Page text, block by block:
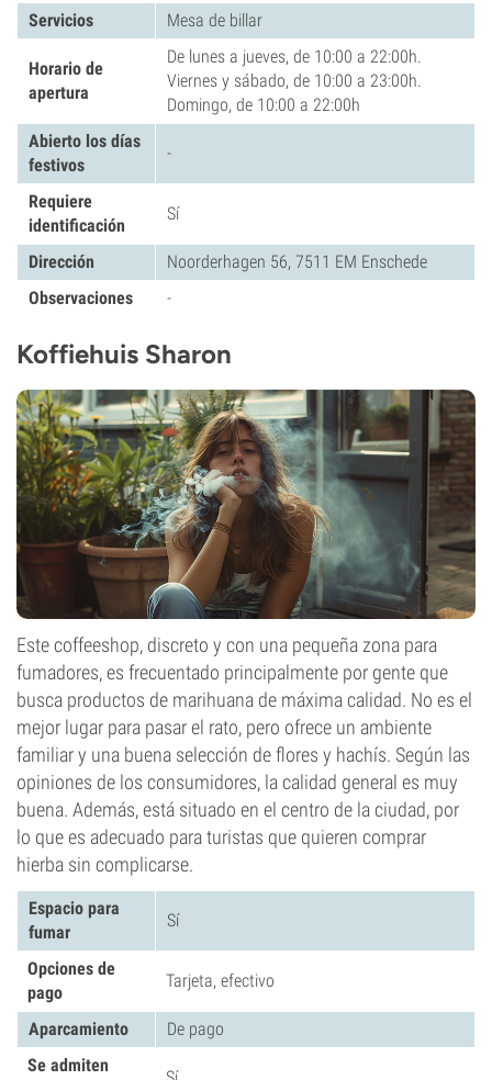
Servicios
Mesa de billar
Horario de
apertura
De lunes a jueves, de 10:00 a 22:00h.
Viernes y sábado, de 10:00 a 23:00h.
Domingo, de 10:00 a 22:00h
Abierto los días
festivos
-
Requiere
identificación
Sí
Dirección
Noorderhagen 56, 7511 EM Enschede
Observaciones
-
Koffiehuis Sharon
Este coffeeshop, discreto y con una pequeña zona para
fumadores, es frecuentado principalmente por gente que
busca productos de marihuana de máxima calidad. No es el
mejor lugar para pasar el rato, pero ofrece un ambiente
familiar y una buena selección de flores y hachís. Según las
opiniones de los consumidores, la calidad general es muy
buena. Además, está situado en el centro de la ciudad, por
lo que es adecuado para turistas que quieren comprar
hierba sin complicarse.
Espacio para
fumar
Sí
Opciones de
pago
Tarjeta, efectivo
Aparcamiento
De pago
Se admiten